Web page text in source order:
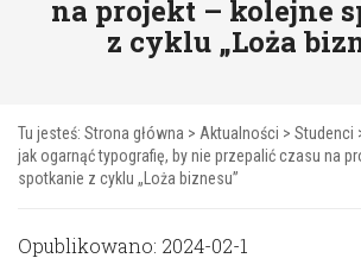
na projekt – kolejne
z cyklu „Loża
Tu jesteś: Strona główna > Aktualności > Studenci
jak ogarnąć typografię, by nie przepalić czasu na
spotkanie z cyklu „Loża biznesu”
Opublikowano: 2024-02-1